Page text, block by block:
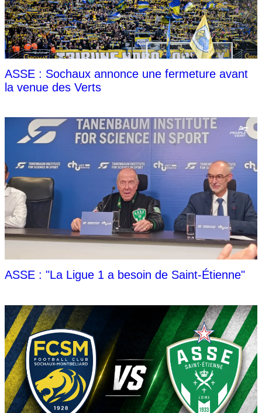
ASSE : Sochaux annonce une fermeture avant
la venue des Verts
ASSE : "La Ligue 1 a besoin de Saint-Étienne"